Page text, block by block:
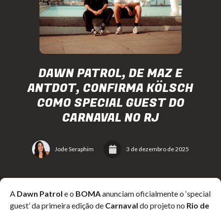
DAWN PATROL, DE MAZ E
ANTDOT, CONFIRMA KÖLSCH
COMO SPECIAL GUEST DO
CARNAVAL NO RJ
Jode Seraphim 3 de dezembro de 2025
A Dawn Patrol e o BOMAanunciam oficialmente o ‘special
guest’ da primeira edição de Carnaval do projeto no Rio de